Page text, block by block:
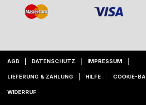
AGB DATENSCHUTZ IMPRESSUM
LIEFERUNG & ZAHLUNG HILFE COOKIE-
WIDERRUF